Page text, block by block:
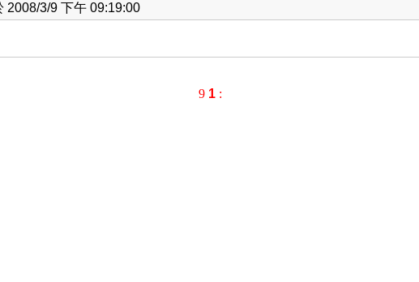
3/9 下午 09:19:00
9 1 :